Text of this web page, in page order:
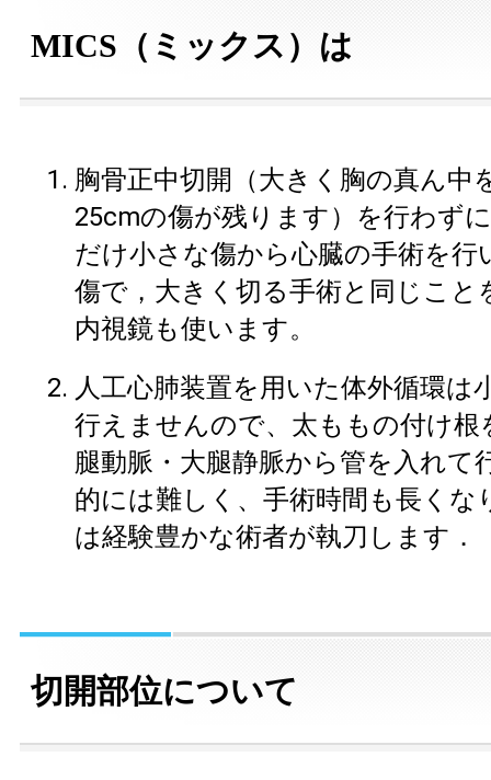
MICS（ミックス）は
胸骨正中切開（大きく胸の真ん中
25cmの傷が残ります）を行わず
だけ小さな傷から心臓の手術を行
傷で，大きく切る手術と同じこと
内視鏡も使います。
人工心肺装置を用いた体外循環は
行えませんので、太ももの付け根
腿動脈・大腿静脈から管を入れて
的には難しく、手術時間も長くな
は経験豊かな術者が執刀します．
切開部位について